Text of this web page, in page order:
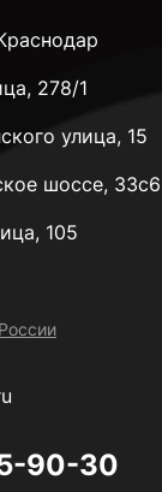
278/1
улица, 15
шоссе, 33с6
105
90-30